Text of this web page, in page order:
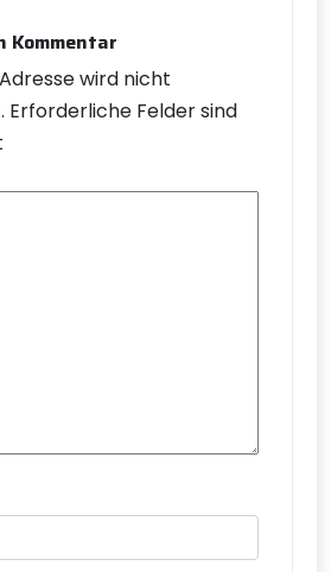
Kommentar
wird nicht
Erforderliche Felder sind